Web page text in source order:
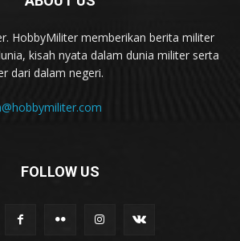
HobbyMiliter memberikan berita militer
kisah nyata dalam dunia militer serta
dari dalam negeri.
FOLLOW US